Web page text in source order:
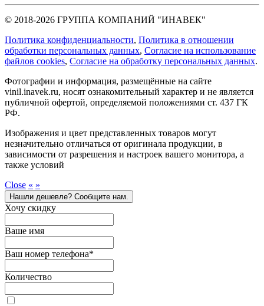
© 2018-2026 ГРУППА КОМПАНИЙ "ИНАВЕК"
Политика конфиденциальности, Политика в отношении
обработки персональных данных, Cогласие на использование
файлов cookies, Согласие на обработку персональных данных.
Фотографии и информация, размещённые на сайте
vinil.inavek.ru, носят ознакомительный характер и не является
публичной офертой, определяемой положениями ст. 437 ГК
РФ.
Изображения и цвет представленных товаров могут
незначительно отличаться от оригинала продукции, в
зависимости от разрешения и настроек вашего монитора, а
также условий
Close « »
Нашли дешевле? Сообщите нам.
Хочу скидку
Ваше имя
Ваш номер телефона*
Количество